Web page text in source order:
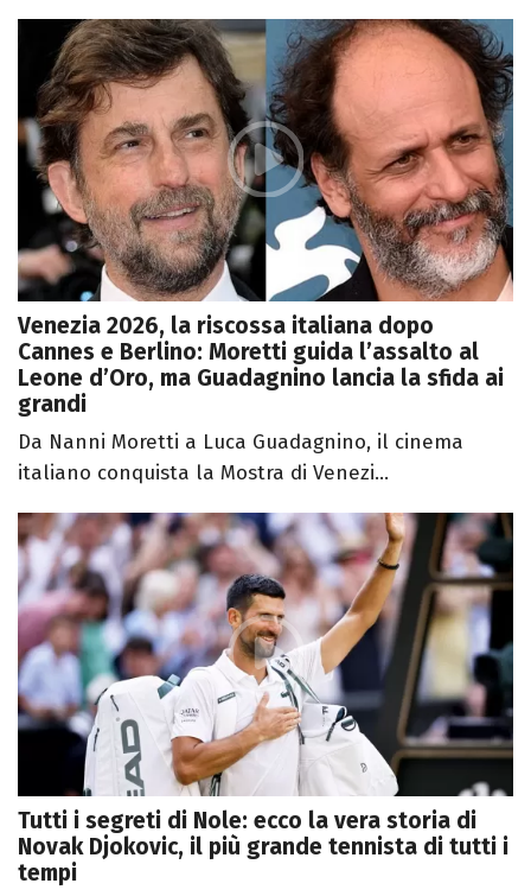
Venezia 2026, la riscossa italiana dopo
Cannes e Berlino: Moretti guida l’assalto al
Leone d’Oro, ma Guadagnino lancia la sfida ai
grandi
Da Nanni Moretti a Luca Guadagnino, il cinema
italiano conquista la Mostra di Venezi...
Tutti i segreti di Nole: ecco la vera storia di
Novak Djokovic, il più grande tennista di tutti i
tempi